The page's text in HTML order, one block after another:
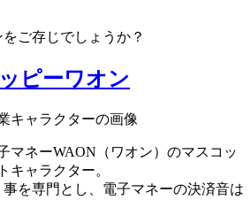
ご存じでしょうか？
ピーワオン
マネーWAON（ワオン）のマスコッ
トキャラクター。
を専門とし、電子マネーの決済音は